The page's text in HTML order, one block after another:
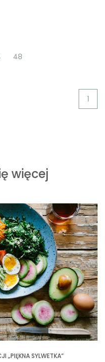
48
1
więcej
„PIĘKNA SYLWETKA”